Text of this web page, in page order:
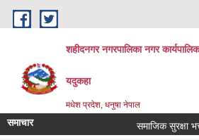
Skip to main content
शहीदनगर नगरपालिका नगर
यदुकहा
मधेश प्रदेश, धनुषा नेपाल
समाचार समाजिक सुरक्षा